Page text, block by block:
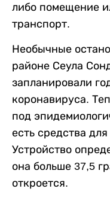
либо помещение
транспорт.
Необычные
районе Сеула
запланировали
коронавируса.
под
есть средства
Устройство
она больше 37,5
откроется.